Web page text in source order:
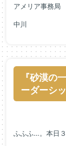
アメリア事務局
中川
『砂漠の
ーダーシッ
ふふふ…。本日